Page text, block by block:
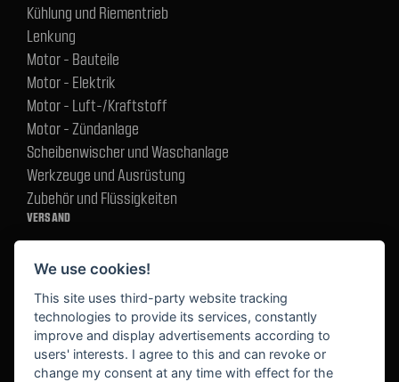
Kühlung und Riementrieb
Lenkung
Motor - Bauteile
Motor - Elektrik
Motor - Luft-/Kraftstoff
Motor - Zündanlage
Scheibenwischer und Waschanlage
Werkzeuge und Ausrüstung
Zubehör und Flüssigkeiten
VERSAND
BEKANNT AUS
We use cookies!
This site uses third-party website tracking
technologies to provide its services, constantly
improve and display advertisements according to
users' interests. I agree to this and can revoke or
change my consent at any time with effect for the